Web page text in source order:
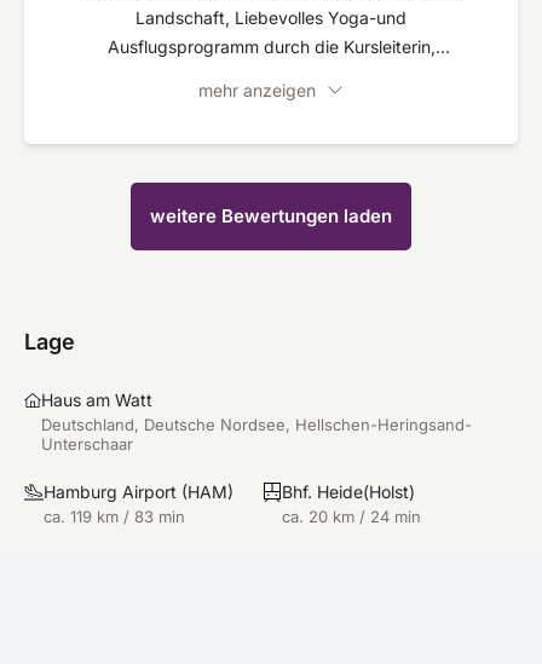
Landschaft, Liebevolles Yoga-und
Ausflugsprogramm durch die Kursleiterin,
Ambiente im Haus, das Beste war die
mehr anzeigen
weitere Bewertungen laden
Lage
Haus am Watt
Deutschland, Deutsche Nordsee, Hellschen-Heringsand-
Unterschaar
Hamburg Airport (HAM)
ca. 119 km / 83 min
Bhf. Heide(Holst)
ca. 20 km / 24 min